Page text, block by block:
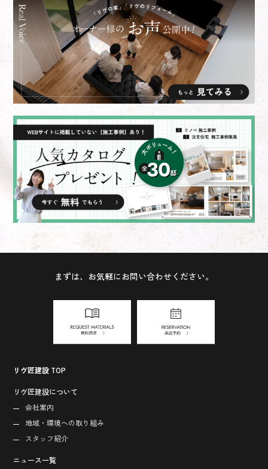
まずは、お気軽にお問い合わせください。
リヴ匠建設 TOP
リヴ匠建設について
会社案内
地域・環境への取り組み
スタッフ紹介
ニュース一覧